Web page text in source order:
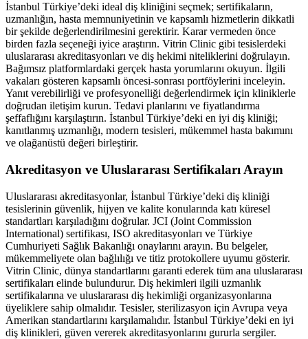
İstanbul Türkiye’deki ideal diş kliniğini seçmek; sertifikaların,
uzmanlığın, hasta memnuniyetinin ve kapsamlı hizmetlerin dikkatli
bir şekilde değerlendirilmesini gerektirir. Karar vermeden önce
birden fazla seçeneği iyice araştırın. Vitrin Clinic gibi tesislerdeki
uluslararası akreditasyonları ve diş hekimi niteliklerini doğrulayın.
Bağımsız platformlardaki gerçek hasta yorumlarını okuyun. İlgili
vakaları gösteren kapsamlı öncesi-sonrası portföylerini inceleyin.
Yanıt verebilirliği ve profesyonelliği değerlendirmek için kliniklerle
doğrudan iletişim kurun. Tedavi planlarını ve fiyatlandırma
şeffaflığını karşılaştırın. İstanbul Türkiye’deki en iyi diş kliniği;
kanıtlanmış uzmanlığı, modern tesisleri, mükemmel hasta bakımını
ve olağanüstü değeri birleştirir.
Akreditasyon ve Uluslararası Sertifikaları Arayın
Uluslararası akreditasyonlar, İstanbul Türkiye’deki diş kliniği
tesislerinin güvenlik, hijyen ve kalite konularında katı küresel
standartları karşıladığını doğrular. JCI (Joint Commission
International) sertifikası, ISO akreditasyonları ve Türkiye
Cumhuriyeti Sağlık Bakanlığı onaylarını arayın. Bu belgeler,
mükemmeliyete olan bağlılığı ve titiz protokollere uyumu gösterir.
Vitrin Clinic, dünya standartlarını garanti ederek tüm ana uluslararası
sertifikaları elinde bulundurur. Diş hekimleri ilgili uzmanlık
sertifikalarına ve uluslararası diş hekimliği organizasyonlarına
üyeliklere sahip olmalıdır. Tesisler, sterilizasyon için Avrupa veya
Amerikan standartlarını karşılamalıdır. İstanbul Türkiye’deki en iyi
diş klinikleri, güven vererek akreditasyonlarını gururla sergiler.